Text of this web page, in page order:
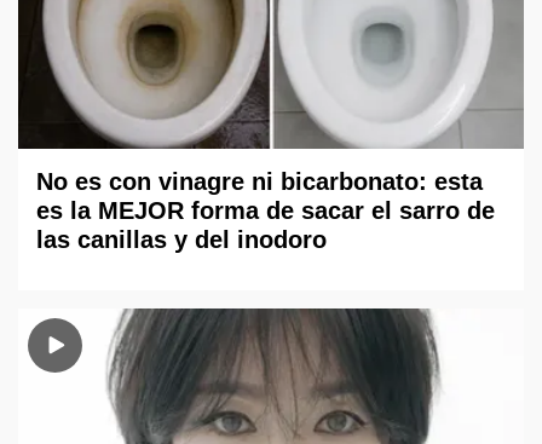
No es con vinagre ni bicarbonato: esta
es la MEJOR forma de sacar el sarro de
las canillas y del inodoro